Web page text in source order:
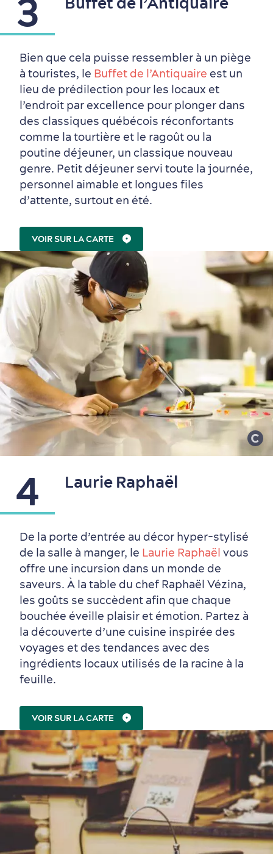
Première visite
Saisons et climat
Histoire vivante
Culture animée
au petit-déjeuner
écoresponsable
Croisières internationales
3
Bien que cela puisse ressembler à un piège
à touristes, le Buffet de l’Antiquaire est un
lieu de prédilection pour les locaux et
l’endroit par excellence pour plonger dans
des classiques québécois réconfortants
comme la tourtière et le ragoût ou la
poutine déjeuner, un classique nouveau
genre. Petit déjeuner servi toute la journée,
personnel aimable et longues files
d’attente, surtout en été.
VOIR SUR LA CARTE
4 Laurie Raphaël
De la porte d’entrée au décor hyper-stylisé
de la salle à manger, le Laurie Raphaël vous
offre une incursion dans un monde de
saveurs. À la table du chef Raphaël Vézina,
les goûts se succèdent afin que chaque
bouchée éveille plaisir et émotion. Partez à
la découverte d’une cuisine inspirée des
voyages et des tendances avec des
ingrédients locaux utilisés de la racine à la
feuille.
VOIR SUR LA CARTE